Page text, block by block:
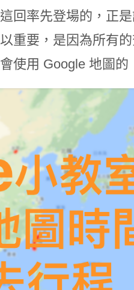
回率先登場的，正
重要，是因為所有
使用 Google 地圖的